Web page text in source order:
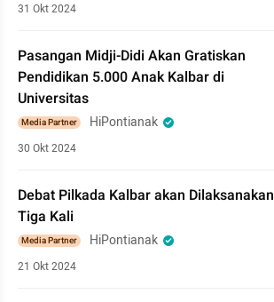
31 Okt 2024
Pasangan Midji-Didi Akan Gratiskan
Pendidikan 5.000 Anak Kalbar di
Universitas
Media Partner HiPontianak
30 Okt 2024
Debat Pilkada Kalbar akan Dilaksanakan
Tiga Kali
Media Partner HiPontianak
21 Okt 2024